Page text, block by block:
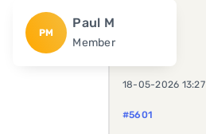
PM
Paul M
Member
18-05-2026 13:27
#5601